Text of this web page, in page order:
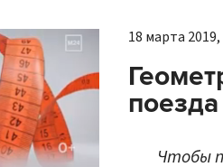
18 марта 2019,
Чтобы